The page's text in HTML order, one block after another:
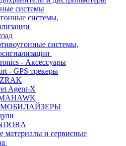
системы
системы,
системы,
- Аксессуары
- GPS трекеры
Agent-X
материалы и сервисные